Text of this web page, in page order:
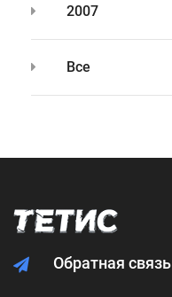
2007
Все
Обратная связь